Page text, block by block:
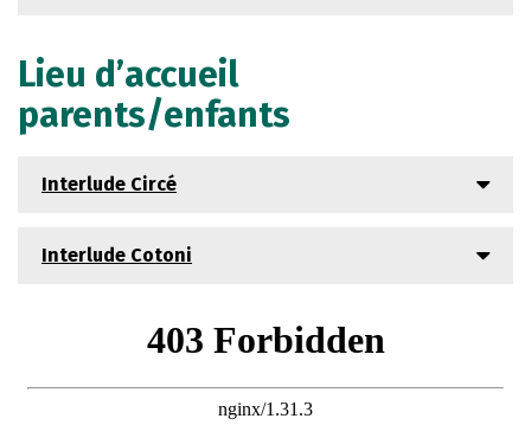
Lieu d’accueil
parents/enfants
Interlude Circé
Interlude Cotoni